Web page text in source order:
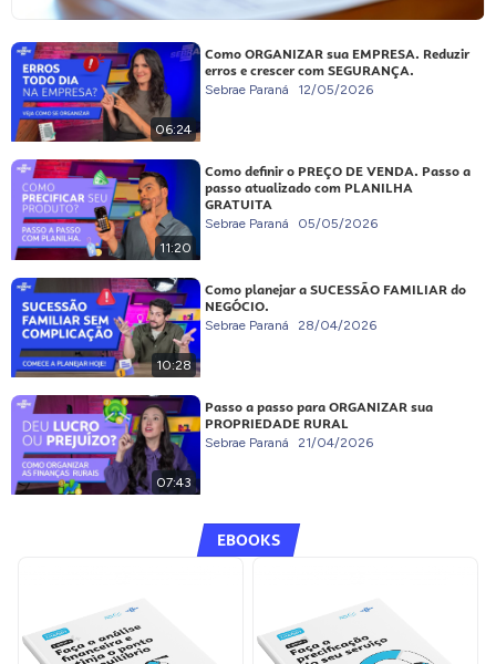
06:24
Como ORGANIZAR sua EMPRESA. Reduzir
erros e crescer com SEGURANÇA.
Sebrae Paraná 12/05/2026
11:20
Como definir o PREÇO DE VENDA. Passo a
passo atualizado com PLANILHA
GRATUITA
Sebrae Paraná 05/05/2026
10:28
Como planejar a SUCESSÃO FAMILIAR do
NEGÓCIO.
Sebrae Paraná 28/04/2026
07:43
Passo a passo para ORGANIZAR sua
PROPRIEDADE RURAL
Sebrae Paraná 21/04/2026
EBOOKS